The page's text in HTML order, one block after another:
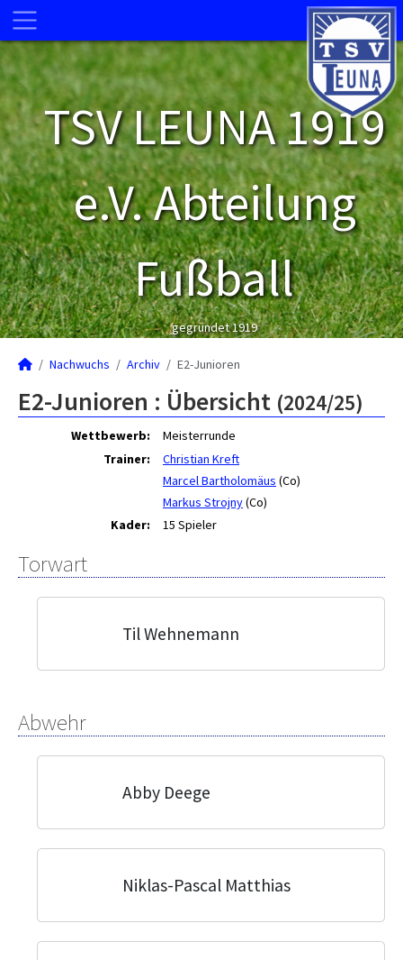
TSV LEUNA 1919
e.V. Abteilung
Fußball
gegründet 1919
Nachwuchs Archiv E2-Junioren
E2-Junioren : Übersicht (2024/25)
Wettbewerb:
Meisterrunde
Trainer:
Christian Kreft
Marcel Bartholomäus (Co)
Markus Strojny(Co)
Kader:
15 Spieler
Torwart
Til Wehnemann
Abwehr
Abby Deege
Niklas-Pascal Matthias